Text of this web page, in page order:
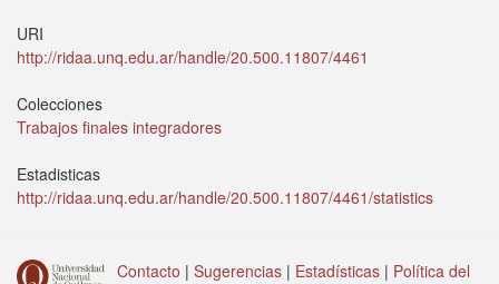
URI
http://ridaa.unq.edu.ar/handle/20.500.11807/4461
Colecciones
Trabajos finales integradores
Estadisticas
http://ridaa.unq.edu.ar/handle/20.500.11807/4461/statistics
Contacto | Sugerencias | Estadísticas | Política del